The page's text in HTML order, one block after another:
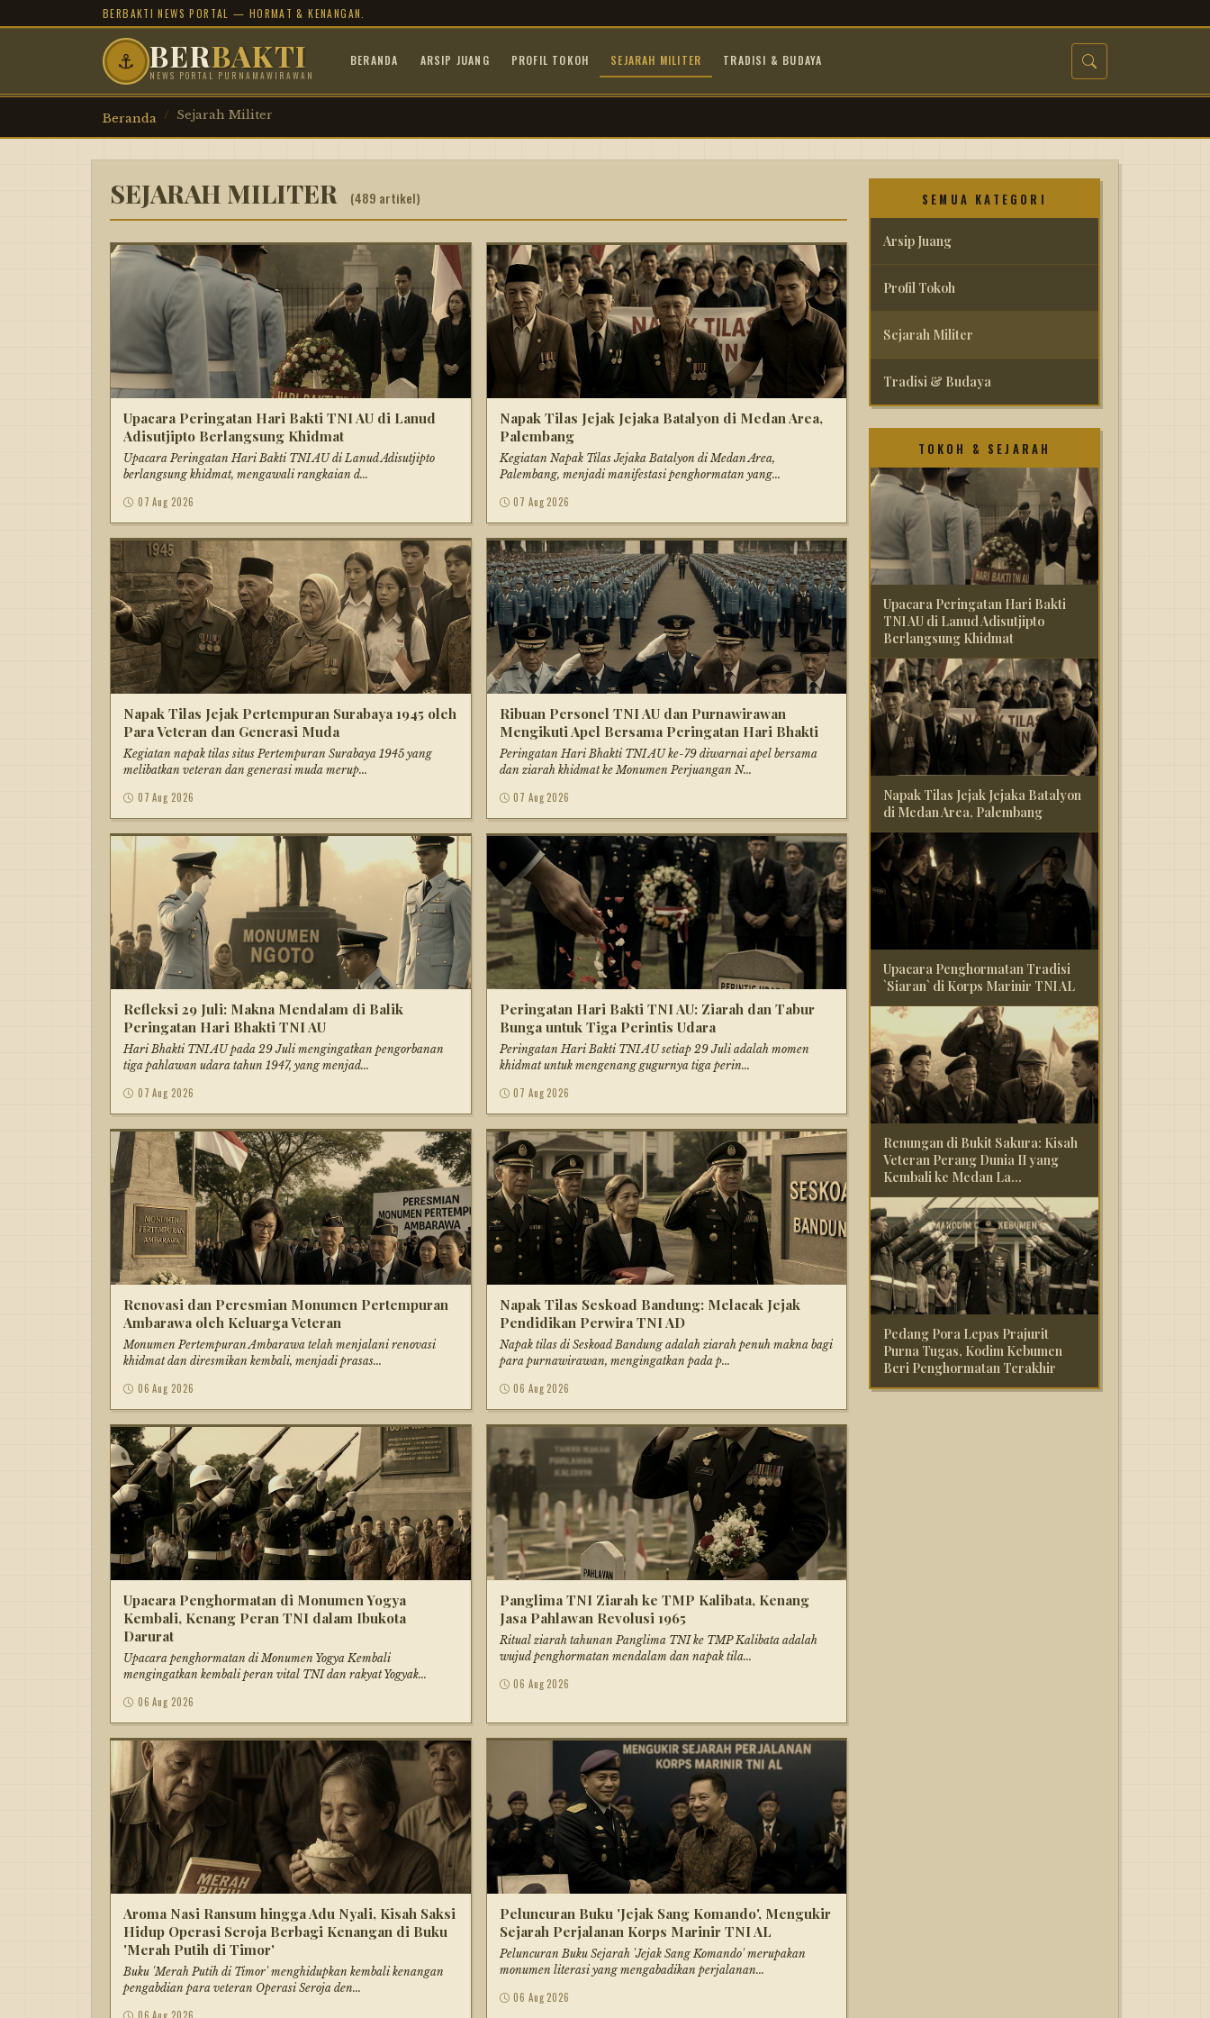
BERBAKTI NEWS PORTAL — HORMAT & KENANGAN.
⚓ BERBAKTI
NEWS PORTAL PURNAMAWIRAWAN
BERANDA ARSIP JUANG PROFIL TOKOH SEJARAH MILITER TRADISI & BUDAYA
Beranda Sejarah Militer
SEJARAH MILITER (489 artikel)
Upacara Peringatan Hari Bakti TNI AU di Lanud
Adisutjipto Berlangsung Khidmat
Upacara Peringatan Hari Bakti TNI AU di Lanud Adisutjipto
berlangsung khidmat, mengawali rangkaian d...
07 Aug 2026
Napak Tilas Jejak Jejaka Batalyon di Medan Area,
Palembang
Kegiatan Napak Tilas Jejaka Batalyon di Medan Area,
Palembang, menjadi manifestasi penghormatan yang...
07 Aug 2026
Napak Tilas Jejak Pertempuran Surabaya 1945 oleh
Para Veteran dan Generasi Muda
Kegiatan napak tilas situs Pertempuran Surabaya 1945 yang
melibatkan veteran dan generasi muda merup...
07 Aug 2026
Ribuan Personel TNI AU dan Purnawirawan
Mengikuti Apel Bersama Peringatan Hari Bhakti
Peringatan Hari Bhakti TNI AU ke-79 diwarnai apel bersama
dan ziarah khidmat ke Monumen Perjuangan N...
07 Aug 2026
Refleksi 29 Juli: Makna Mendalam di Balik
Peringatan Hari Bhakti TNI AU
Hari Bhakti TNI AU pada 29 Juli mengingatkan pengorbanan
tiga pahlawan udara tahun 1947, yang menjad...
07 Aug 2026
Peringatan Hari Bakti TNI AU: Ziarah dan Tabur
Bunga untuk Tiga Perintis Udara
Peringatan Hari Bakti TNI AU setiap 29 Juli adalah momen
khidmat untuk mengenang gugurnya tiga perin...
07 Aug 2026
Renovasi dan Peresmian Monumen Pertempuran
Ambarawa oleh Keluarga Veteran
Monumen Pertempuran Ambarawa telah menjalani renovasi
khidmat dan diresmikan kembali, menjadi prasas...
06 Aug 2026
Napak Tilas Seskoad Bandung: Melacak Jejak
Pendidikan Perwira TNI AD
Napak tilas di Seskoad Bandung adalah ziarah penuh makna bagi
para purnawirawan, mengingatkan pada p...
06 Aug 2026
Upacara Penghormatan di Monumen Yogya
Kembali, Kenang Peran TNI dalam Ibukota
Darurat
Upacara penghormatan di Monumen Yogya Kembali
mengingatkan kembali peran vital TNI dan rakyat Yogyak...
06 Aug 2026
Panglima TNI Ziarah ke TMP Kalibata, Kenang
Jasa Pahlawan Revolusi 1965
Ritual ziarah tahunan Panglima TNI ke TMP Kalibata adalah
wujud penghormatan mendalam dan napak tila...
06 Aug 2026
Aroma Nasi Ransum hingga Adu Nyali, Kisah Saksi
Hidup Operasi Seroja Berbagi Kenangan di Buku
'Merah Putih di Timor'
Buku 'Merah Putih di Timor' menghidupkan kembali kenangan
pengabdian para veteran Operasi Seroja den...
Peluncuran Buku 'Jejak Sang Komando', Mengukir
Sejarah Perjalanan Korps Marinir TNI AL
Peluncuran Buku Sejarah 'Jejak Sang Komando' merupakan
monumen literasi yang mengabadikan perjalanan...
06 Aug 2026
SEMUA KATEGORI
Arsip Juang
Profil Tokoh
Sejarah Militer
Tradisi & Budaya
TOKOH & SEJARAH
Upacara Peringatan Hari Bakti
TNI AU di Lanud Adisutjipto
Berlangsung Khidmat
Napak Tilas Jejak Jejaka Batalyon
di Medan Area, Palembang
Upacara Penghormatan Tradisi
`Siaran` di Korps Marinir TNI AL
Renungan di Bukit Sakura: Kisah
Veteran Perang Dunia II yang
Kembali ke Medan La...
Pedang Pora Lepas Prajurit
Purna Tugas, Kodim Kebumen
Beri Penghormatan Terakhir